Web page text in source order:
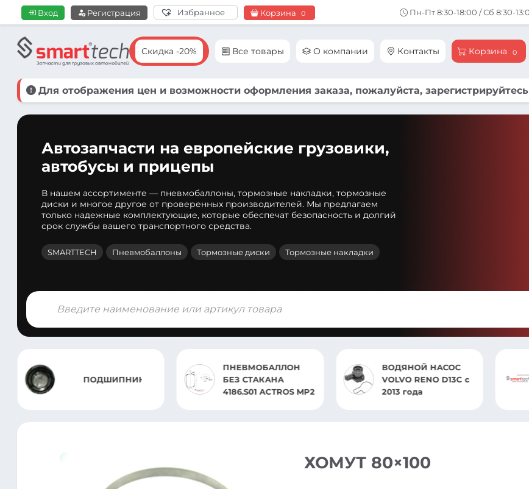
Вход Регистрация Избранное Корзина 0 Пн-Пт 8:30-18:00 / Сб 8:30-
Скидка -20% Все товары О компании Контакты Корзина 0
Для отображения цен и возможности оформления заказа, пожалуйста,
Автозапчасти на европейские грузовики,
автобусы и прицепы
В нашем ассортименте — пневмобаллоны, тормозные накладки, тормозные
диски и многое другое от проверенных производителей. Мы предлагаем
только надежные комплектующие, которые обеспечат безопасность и долгий
срок службы вашего транспортного средства.
SMARTTECH Пневмобаллоны Тормозные диски Тормозные накладки
Поиск
товаров
ПОДШИПНИК
ПНЕВМОБАЛЛОН
БЕЗ СТАКАНА
4186.S01 ACTROS MP2
ВОДЯНОЙ НАСОС
VOLVO RENO D13C с
2013 года
ХОМУТ 80×100